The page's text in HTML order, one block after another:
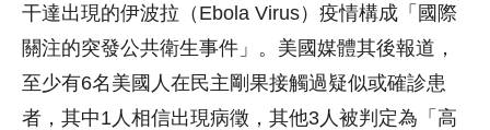
干達出現的伊波拉（Ebola Virus）疫情構成「國際
關注的突發公共衛生事件」。美國媒體其後報道，
至少有6名美國人在民主剛果接觸過疑似或確診患
者，其中1人相信出現病徵，其他3人被判定為「高